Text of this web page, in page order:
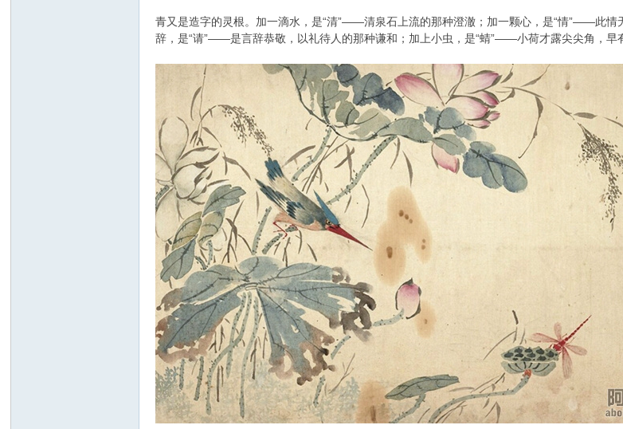
青又是造字的灵根。加一滴水，是“清”——清泉石上流的那种澄澈；加一颗心，是“情”——此
辞，是“请”——是言辞恭敬，以礼待人的那种谦和；加上小虫，是“蜻”——小荷才露尖尖角，早